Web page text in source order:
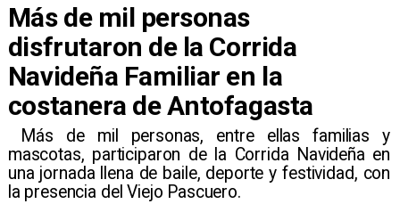
Más de mil personas
disfrutaron de la Corrida
Navideña Familiar en la
costanera de Antofagasta
​ Más de mil personas, entre ellas familias y
mascotas, participaron de la Corrida Navideña en
una jornada llena de baile, deporte y festividad, con
la presencia del Viejo Pascuero.